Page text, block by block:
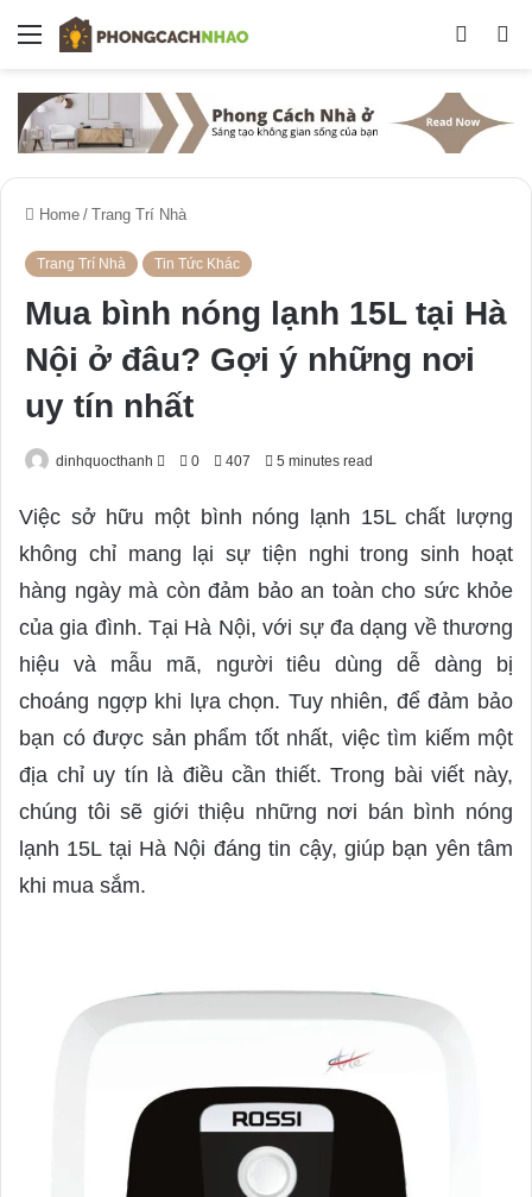
Menu
Switch
Home / Trang Trí Nhà
Trang Trí Nhà Tin Tức Khác
Mua bình nóng lạnh 15L tại Hà
Nội ở đâu? Gợi ý những nơi
uy tín nhất
dinhquocthanh
n
d
e
m
a
l
0 407 5 minutes read
Việc sở hữu một bình nóng lạnh 15L chất lượng
không chỉ mang lại sự tiện nghi trong sinh hoạt
hàng ngày mà còn đảm bảo an toàn cho sức khỏe
của gia đình. Tại Hà Nội, với sự đa dạng về thương
hiệu và mẫu mã, người tiêu dùng dễ dàng bị
choáng ngợp khi lựa chọn. Tuy nhiên, để đảm bảo
bạn có được sản phẩm tốt nhất, việc tìm kiếm một
địa chỉ uy tín là điều cần thiết. Trong bài viết này,
chúng tôi sẽ giới thiệu những nơi bán bình nóng
lạnh 15L tại Hà Nội đáng tin cậy, giúp bạn yên tâm
khi mua sắm.